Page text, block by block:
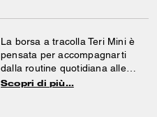
La borsa a tracolla Teri Mini è
pensata per accompagnarti
dalla routine quotidiana alle
serate fuori. Realizzata in suede
Scopri di più…